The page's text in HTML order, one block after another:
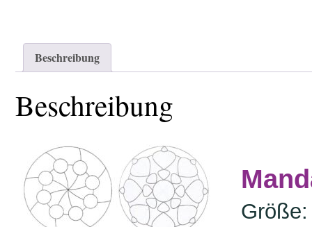
Beschreibung
Beschreibung